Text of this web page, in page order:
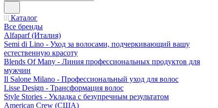
Каталог
Все бренды
Alfaparf (Италия)
Semi di Lino - Уход за волосами, подчеркивающий вашу
естественную красоту
Blends Of Many - Линия профессиональных продуктов для
мужчин
Il Salone Milano - Профессиональный уход для волос
Lisse Design - Трансформация волос
Style Stories - Укладка с безупречным результатом
American Crew (США)